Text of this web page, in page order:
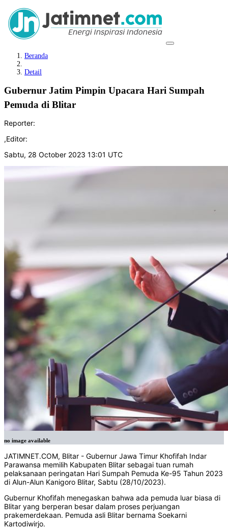
Beranda
Detail
Gubernur Jatim Pimpin Upacara Hari Sumpah
Pemuda di Blitar
Reporter:
,Editor:
Sabtu, 28 October 2023 13:01 UTC
no image available
JATIMNET.COM, Blitar - Gubernur Jawa Timur Khofifah Indar
Parawansa memilih Kabupaten Blitar sebagai tuan rumah
pelaksanaan peringatan Hari Sumpah Pemuda Ke-95 Tahun 2023
di Alun-Alun Kanigoro Blitar, Sabtu (28/10/2023).
Gubernur Khofifah menegaskan bahwa ada pemuda luar biasa di
Blitar yang berperan besar dalam proses perjuangan
prakemerdekaan. Pemuda asli Blitar bernama Soekarni
Kartodiwirjo.